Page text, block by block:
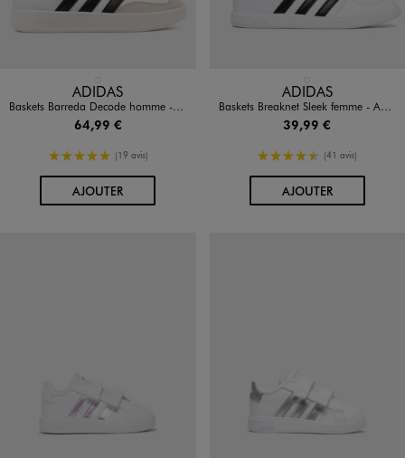
Disponible en 1 coloris
ADIDAS
Baskets Barreda Decode homme - Adidas
64,99 €
5/5 de moyenne
(19 avis)
AJOUTERAU PANIER
Disponible en 1 coloris
ADIDAS
Baskets Breaknet Sleek femme - Adidas
39,99 €
4.5/5 de moyenne
(41 avis)
AJOUTERAU PANIER